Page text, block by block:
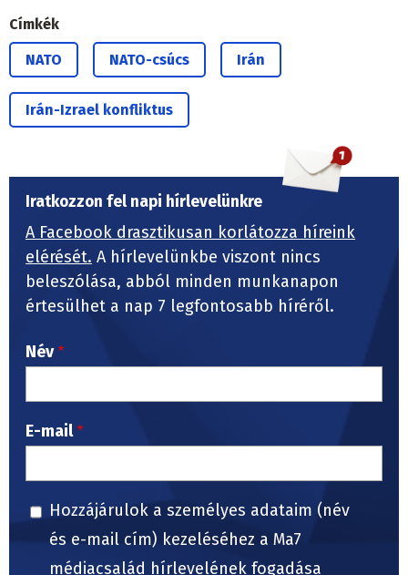
Címkék
NATO NATO-csúcs Irán
Irán-Izrael konfliktus
Iratkozzon fel napi hírlevelünkre
A Facebook drasztikusan korlátozza híreink
elérését. A hírlevelünkbe viszont nincs
beleszólása, abból minden munkanapon
értesülhet a nap 7 legfontosabb híréről.
Név
E-mail
Hozzájárulok a személyes adataim (név
és e-mail cím) kezeléséhez a Ma7
médiacsalád hírlevelének fogadása